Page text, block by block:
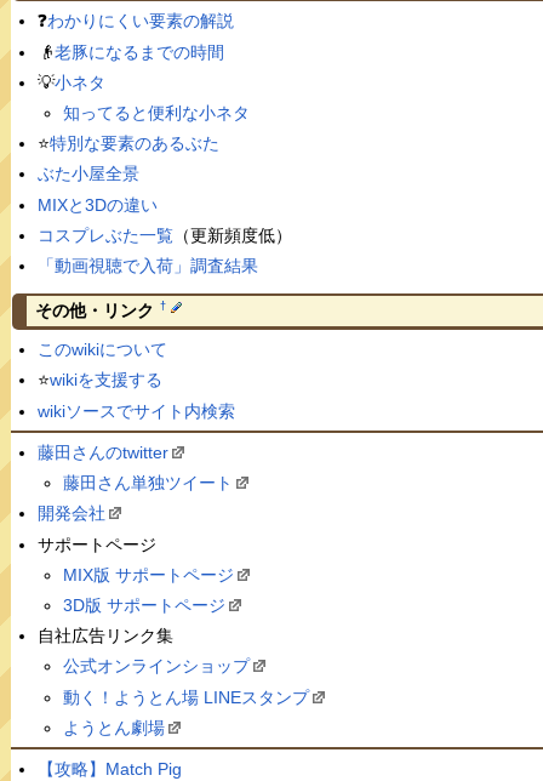
❓わかりにくい要素の解説
👴老豚になるまでの時間
💡小ネタ
知ってると便利な小ネタ
⭐️特別な要素のあるぶた
ぶた小屋全景
MIXと3Dの違い
コスプレぶた一覧（更新頻度低）
「動画視聴で入荷」調査結果
その他・リンク †
このwikiについて
⭐️wikiを支援する
wikiソースでサイト内検索
藤田さんのtwitter
藤田さん単独ツイート
開発会社
サポートページ
MIX版 サポートページ
3D版 サポートページ
自社広告リンク集
公式オンラインショップ
動く！ようとん場 LINEスタンプ
ようとん劇場
【攻略】Match Pig